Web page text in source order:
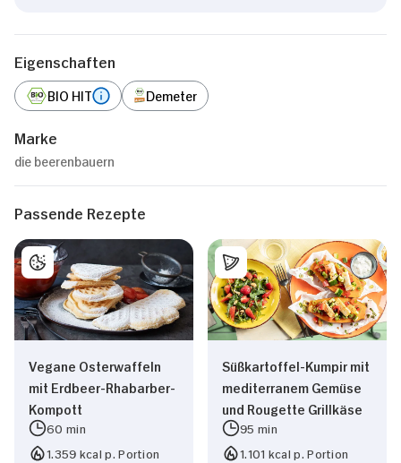
Eigenschaften
BIO HIT Demeter
Marke
die beerenbauern
Passende Rezepte
Vegane Osterwaffeln
mit Erdbeer-Rhabarber-
Kompott
60 min
1.359 kcal p. Portion
Süßkartoffel-Kumpir mit
mediterranem Gemüse
und Rougette Grillkäse
95 min
1.101 kcal p. Portion